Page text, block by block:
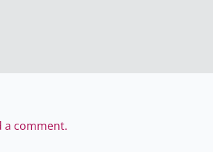
a comment.